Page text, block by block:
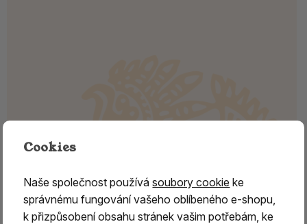
Cookies
Naše společnost používásoubory cookie ke
správnému fungování vašeho oblíbeného e-shopu,
k přizpůsobení obsahu stránek vašim potřebám, ke